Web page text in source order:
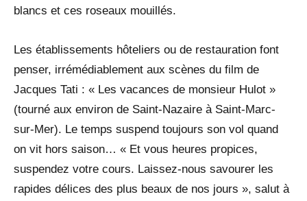
blancs et ces roseaux mouillés.
Les établissements hôteliers ou de restauration font
penser, irrémédiablement aux scènes du film de
Jacques Tati : « Les vacances de monsieur Hulot »
(tourné aux environ de Saint-Nazaire à Saint-Marc-
sur-Mer). Le temps suspend toujours son vol quand
on vit hors saison… « Et vous heures propices,
suspendez votre cours. Laissez-nous savourer les
rapides délices des plus beaux de nos jours », salut à